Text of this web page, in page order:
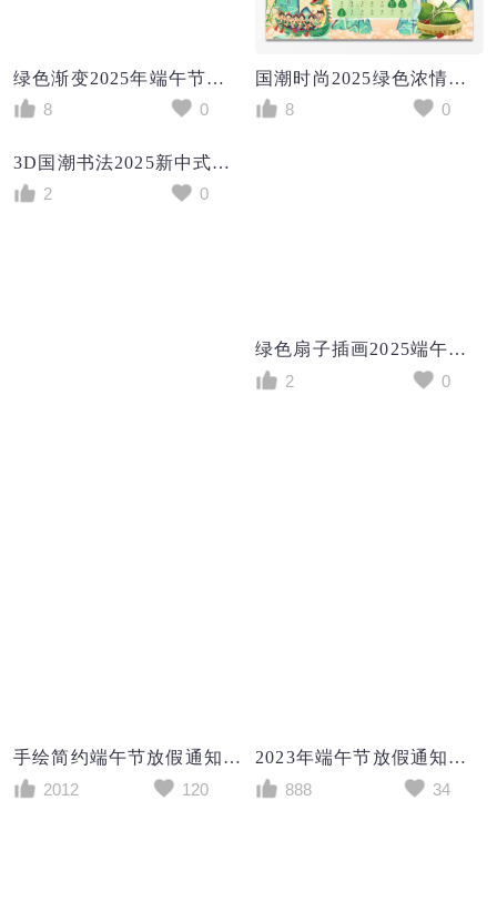
绿色渐变2025年端午节放假通知手机宣传海报
8
0
国潮时尚2025绿色浓情端午尽情放粽端午节放假通知展板
8
0
3D国潮书法2025新中式端午节放假通知手机海报
2
0
绿色扇子插画2025端午节放假通知手机宣传海报
2
0
2023年端午节放假通知海报端午放假通知
888
34